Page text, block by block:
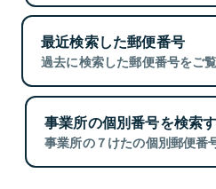
最近検索した郵便番号
過去に検索した郵便番号をご
事業所の個別番号を検索
事業所の７けたの個別郵便番